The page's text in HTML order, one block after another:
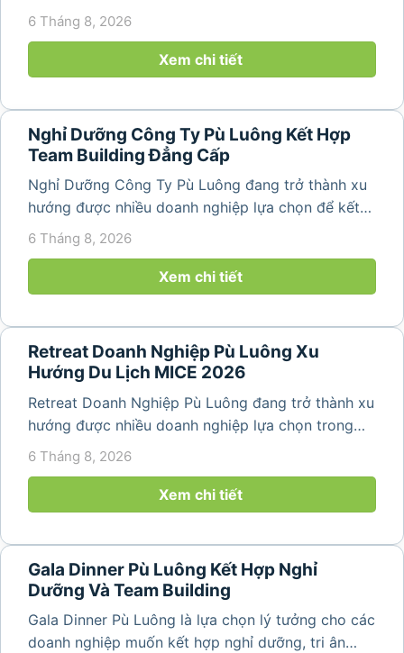
hợp nghỉ dưỡng, tham quan và tổ chức các hoạt
động gắn kết tập thể. Với cảnh quan thiên nhiên
nguyên sơ, không khí...
6 Tháng 8, 2026
Xem chi tiết
Nghỉ Dưỡng Công Ty Pù Luông Kết Hợp
Team Building Đẳng Cấp
Nghỉ Dưỡng Công Ty Pù Luông đang trở thành xu
hướng được nhiều doanh nghiệp lựa chọn để kết
hợp giữa nghỉ ngơi, tái tạo năng lượng và xây
lịch đơn thuần, nhiều công ty...
6 Tháng 8, 2026
Xem chi tiết
Retreat Doanh Nghiệp Pù Luông Xu
Hướng Du Lịch MICE 2026
Retreat Doanh Nghiệp Pù Luông đang trở thành xu
hướng được nhiều doanh nghiệp lựa chọn trong
năm 2026 khi nhu cầu kết hợp nghỉ dưỡng, hội
họp và gắn kết đội ngũ ngày càng tăng. Không chỉ
mang đến khoảng thời gian thư giãn...
6 Tháng 8, 2026
Xem chi tiết
Gala Dinner Pù Luông Kết Hợp Nghỉ
Dưỡng Và Team Building
Gala Dinner Pù Luông là lựa chọn lý tưởng cho các
doanh nghiệp muốn kết hợp nghỉ dưỡng, tri ân